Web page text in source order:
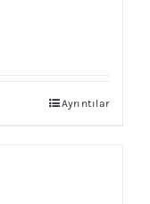
Ayrıntılar